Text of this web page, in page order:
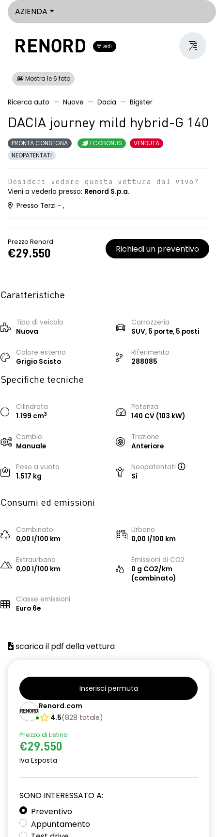
AZIENDA
Sedi
Mostra le 6 foto
Ricerca auto Nuove Dacia Bigster
DACIA journey mild hybrid-G 140
PRONTA CONSEGNA ECOBONUS
VENDUTA
NEOPATENTATI
Desideri vedere questa vettura dal vivo?
Vieni a vederla presso: Renord S.p.a.
Presso Terzi - ,
Prezzo Renord
€29.550 Richiedi un preventivo
Caratteristiche
Tipo di veicolo
Nuova
Carrozzeria
SUV, 5 porte, 5 posti
Colore esterno
Grigio Scisto
Riferimento
288085
Specifiche tecniche
Cilindrata
1.199 cm3
Potenza
140 CV (103 kW)
Cambio
Manuale
Trazione
Anteriore
Peso a vuoto
1.517 kg
Neopatentati
Sì
Consumi ed emissioni
Combinato
0,00 l/100 km
Urbano
0,00 l/100 km
Extraurbano
0,00 l/100 km
Emissioni di CO2
0 g CO2/km
(combinato)
Classe emissioni
Euro 6e
scarica il pdf della vettura
Inserisci permuta
Renord.com
4.5(828 totale)
Prezzo di Listino
€29.550
Iva Esposta
SONO INTERESSATO A:
Preventivo
Appuntamento